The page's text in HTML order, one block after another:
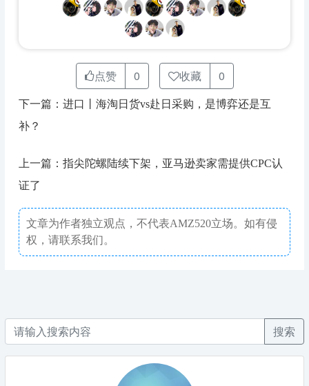
点赞 0 收藏 0
下一篇：进口丨海淘日货vs赴日采购，是博弈还是互
补？
上一篇：指尖陀螺陆续下架，亚马逊卖家需提供CPC认
证了
文章为作者独立观点，不代表AMZ520立场。如有侵
权，请联系我们。
搜索